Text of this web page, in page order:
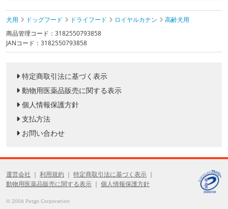
犬用 ドッグフード ドライフード ロイヤルカナン
高齢犬用
商品管理コード：3182550793858
JANコード：3182550793858
特定商取引法に基づく表示
動物用医薬品販売に関する表示
個人情報保護方針
支払方法
お問い合わせ
運営会社 利用規約
特定商取引法に基づく表示
動物用医薬品販売に関する表示
個人情報保護方針
© 2004 Petgo Corporation